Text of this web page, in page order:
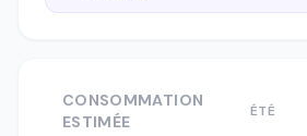
CONSOMMATION
ESTIMÉE
ÉTÉ